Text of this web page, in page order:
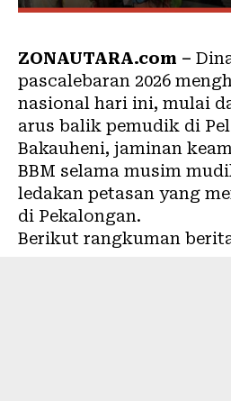
ZONAUTARA.com –
pascalebaran 2026
nasional hari ini, mulai
arus balik pemudik di
Bakauheni, jaminan
BBM selama musim
ledakan petasan yang
di Pekalongan.
Berikut rangkuman